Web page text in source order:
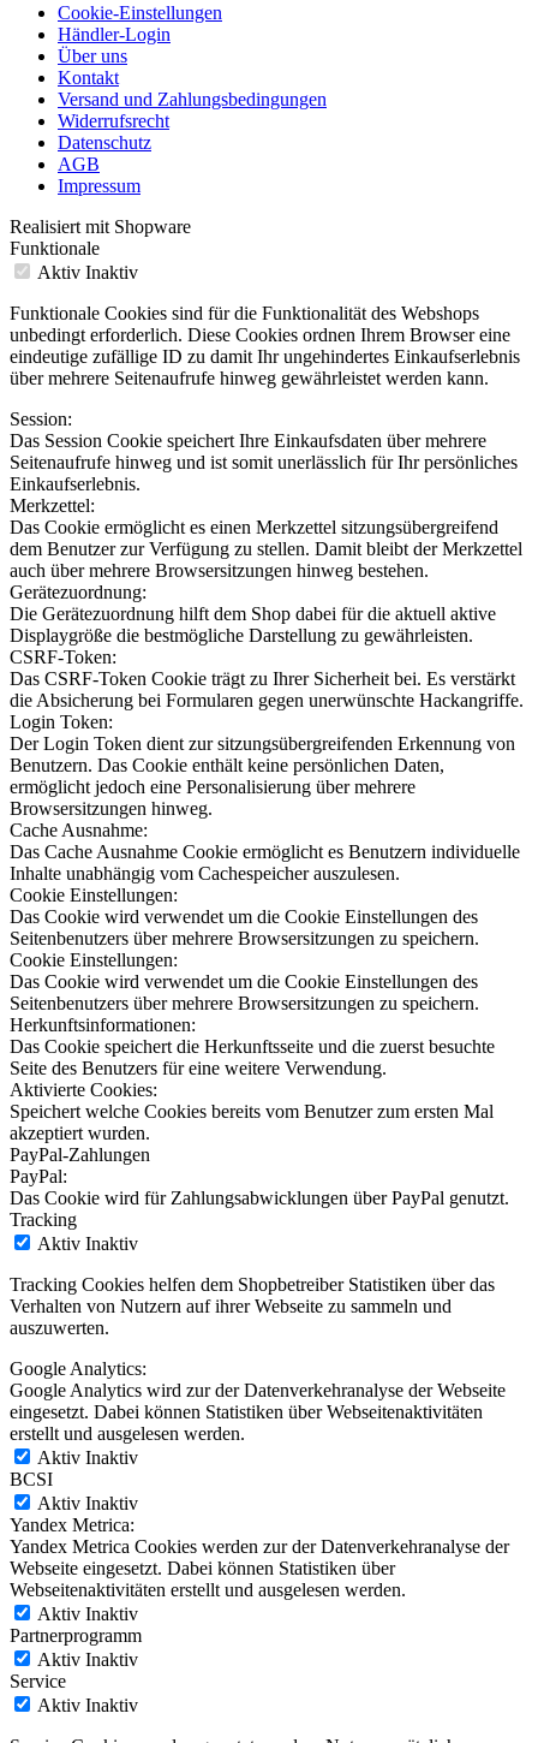
Cookie-Einstellungen
Händler-Login
Über uns
Kontakt
Versand und Zahlungsbedingungen
Widerrufsrecht
Datenschutz
AGB
Impressum
Realisiert mit Shopware
Funktionale
Aktiv Inaktiv
Funktionale Cookies sind für die Funktionalität des Webshops
unbedingt erforderlich. Diese Cookies ordnen Ihrem Browser eine
eindeutige zufällige ID zu damit Ihr ungehindertes Einkaufserlebnis
über mehrere Seitenaufrufe hinweg gewährleistet werden kann.
Session:
Das Session Cookie speichert Ihre Einkaufsdaten über mehrere
Seitenaufrufe hinweg und ist somit unerlässlich für Ihr persönliches
Einkaufserlebnis.
Merkzettel:
Das Cookie ermöglicht es einen Merkzettel sitzungsübergreifend
dem Benutzer zur Verfügung zu stellen. Damit bleibt der Merkzettel
auch über mehrere Browsersitzungen hinweg bestehen.
Gerätezuordnung:
Die Gerätezuordnung hilft dem Shop dabei für die aktuell aktive
Displaygröße die bestmögliche Darstellung zu gewährleisten.
CSRF-Token:
Das CSRF-Token Cookie trägt zu Ihrer Sicherheit bei. Es verstärkt
die Absicherung bei Formularen gegen unerwünschte Hackangriffe.
Login Token:
Der Login Token dient zur sitzungsübergreifenden Erkennung von
Benutzern. Das Cookie enthält keine persönlichen Daten,
ermöglicht jedoch eine Personalisierung über mehrere
Browsersitzungen hinweg.
Cache Ausnahme:
Das Cache Ausnahme Cookie ermöglicht es Benutzern individuelle
Inhalte unabhängig vom Cachespeicher auszulesen.
Cookie Einstellungen:
Das Cookie wird verwendet um die Cookie Einstellungen des
Seitenbenutzers über mehrere Browsersitzungen zu speichern.
Cookie Einstellungen:
Das Cookie wird verwendet um die Cookie Einstellungen des
Seitenbenutzers über mehrere Browsersitzungen zu speichern.
Herkunftsinformationen:
Das Cookie speichert die Herkunftsseite und die zuerst besuchte
Seite des Benutzers für eine weitere Verwendung.
Aktivierte Cookies:
Speichert welche Cookies bereits vom Benutzer zum ersten Mal
akzeptiert wurden.
PayPal-Zahlungen
PayPal:
Das Cookie wird für Zahlungsabwicklungen über PayPal genutzt.
Tracking
Aktiv Inaktiv
Tracking Cookies helfen dem Shopbetreiber Statistiken über das
Verhalten von Nutzern auf ihrer Webseite zu sammeln und
auszuwerten.
Google Analytics:
Google Analytics wird zur der Datenverkehranalyse der Webseite
eingesetzt. Dabei können Statistiken über Webseitenaktivitäten
erstellt und ausgelesen werden.
Aktiv Inaktiv
BCSI
Aktiv Inaktiv
Yandex Metrica:
Yandex Metrica Cookies werden zur der Datenverkehranalyse der
Webseite eingesetzt. Dabei können Statistiken über
Webseitenaktivitäten erstellt und ausgelesen werden.
Aktiv Inaktiv
Partnerprogramm
Aktiv Inaktiv
Service
Aktiv Inaktiv